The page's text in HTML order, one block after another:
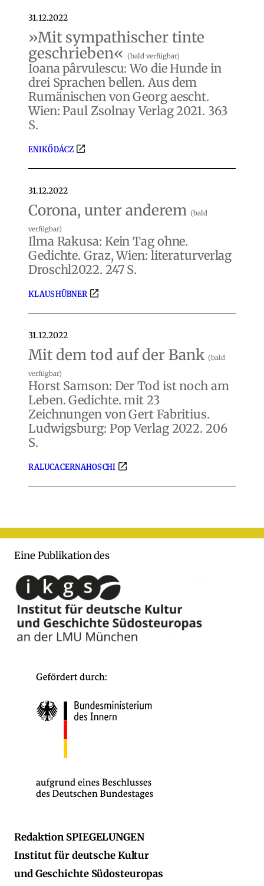
31.12.2022
»Mit sympathischer tinte
geschrieben« (bald verfügbar)
Ioana pârvulescu: Wo die Hunde in
drei Sprachen bellen. Aus dem
Rumänischen von Georg aescht.
Wien: Paul Zsolnay Verlag 2021. 363
S.
ENIKŐ DÁCZ
31.12.2022
Corona, unter anderem (bald
verfügbar)
Ilma Rakusa: Kein Tag ohne.
Gedichte. Graz, Wien: literaturverlag
Droschl2022. 247 S.
KLAUS HÜBNER
31.12.2022
Mit dem tod auf der Bank (bald
verfügbar)
Horst Samson: Der Tod ist noch am
Leben. Gedichte. mit 23
Zeichnungen von Gert Fabritius.
Ludwigsburg: Pop Verlag 2022. 206
S.
RALUCA CERNAHOSCHI
Eine Publikation des
Redaktion SPIEGELUNGEN
Institut für deutsche Kultur
und Geschichte Südosteuropas